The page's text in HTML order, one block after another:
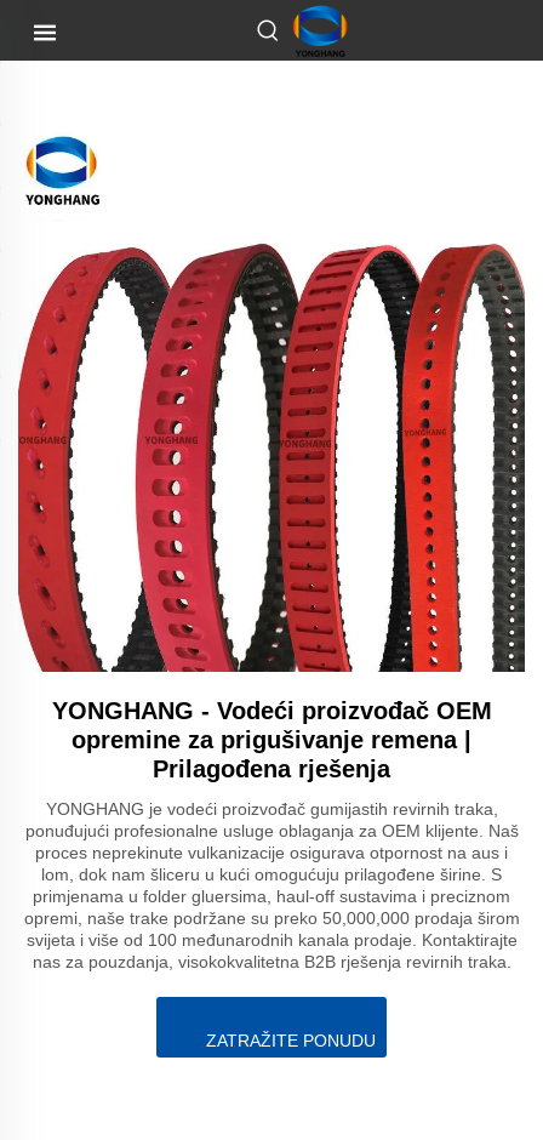
YONGHANG - Vodeći proizvođač OEM
opremine za prigušivanje remena |
Prilagođena rješenja
YONGHANG je vodeći proizvođač gumijastih revirnih traka,
ponuđujući profesionalne usluge oblaganja za OEM klijente. Naš
proces neprekinute vulkanizacije osigurava otpornost na aus i
lom, dok nam šliceru u kući omogućuju prilagođene širine. S
primjenama u folder gluersima, haul-off sustavima i preciznom
opremi, naše trake podržane su preko 50,000,000 prodaja širom
svijeta i više od 100 međunarodnih kanala prodaje. Kontaktirajte
nas za pouzdanja, visokokvalitetna B2B rješenja revirnih traka.
ZATRAŽITE PONUDU